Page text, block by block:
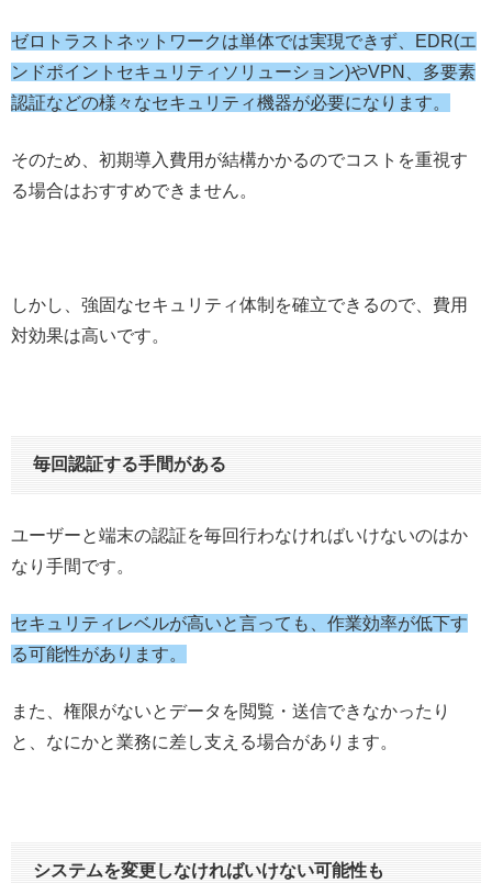
ゼロトラストネットワークは単体では実現できず、EDR(エ
ンドポイントセキュリティソリューション)やVPN、多要素
認証などの様々なセキュリティ機器が必要になります。
そのため、初期導入費用が結構かかるのでコストを重視す
る場合はおすすめできません。
しかし、強固なセキュリティ体制を確立できるので、費用
対効果は高いです。
毎回認証する手間がある
ユーザーと端末の認証を毎回行わなければいけないのはか
なり手間です。
セキュリティレベルが高いと言っても、作業効率が低下す
る可能性があります。
また、権限がないとデータを閲覧・送信できなかったり
と、なにかと業務に差し支える場合があります。
システムを変更しなければいけない可能性も